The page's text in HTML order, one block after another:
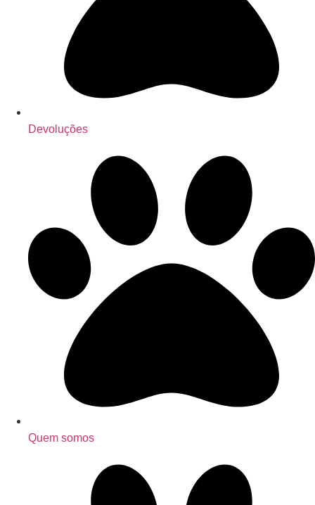
Devoluções
Quem somos